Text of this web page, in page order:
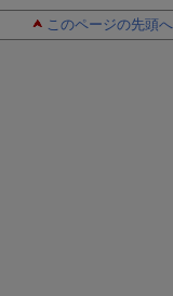
このページの先頭へ